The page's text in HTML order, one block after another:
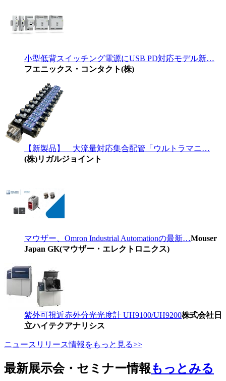
小型低背スイッチング電源にUSB PD対応モデル新…
フエニックス・コンタクト(株)
【新製品】 大流量対応集合配管「ウルトラマニ…
(株)リガルジョイント
マウザー、Omron Industrial Automationの最新…Mouser
Japan GK(マウザー・エレクトロニクス)
紫外可視近赤外分光光度計 UH9100/UH9200株式会社日
立ハイテクアナリシス
ニュースリリース情報をもっと見る>>
最新展示会・セミナー情報もっとみる